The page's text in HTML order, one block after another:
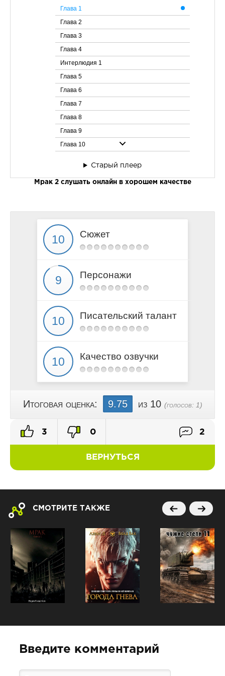
Глава 1
Глава 2
Глава 3
Глава 4
Интерлюдия 1
Глава 5
Глава 6
Глава 7
Глава 8
Глава 9
Глава 10
Интерлюдия 2
Глава 14
Глава 15
Глава 16
Старый плеер
Мрак 2 слушать онлайн в хорошем качестве
Сюжет
Персонажи
Писательский талант
Качество озвучки
Итоговая оценка: 9.75 из 10 (голосов: 1)
ВЕРНУТЬСЯ
3 0 2
СМОТРИТЕ ТАКЖЕ
Введите комментарий